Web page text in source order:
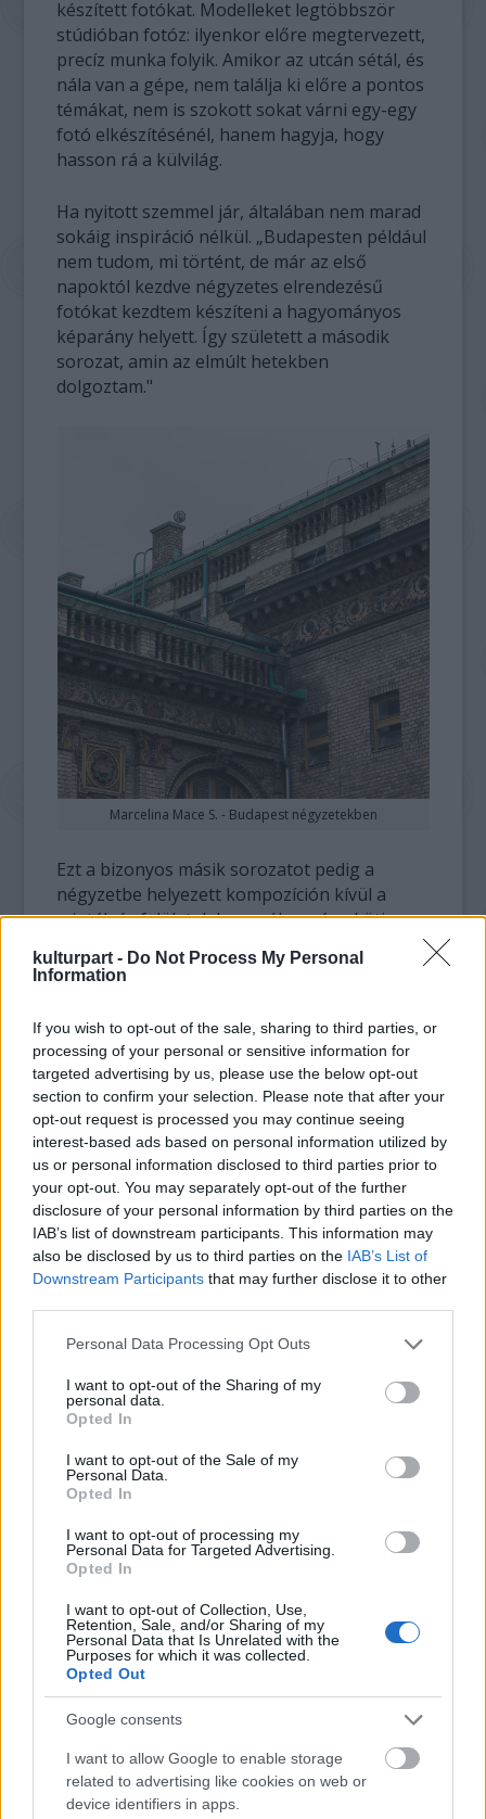
kulturpart - Do Not Process My Personal
Information
If you wish to opt-out of the sale, sharing to third parties, or
processing of your personal or sensitive information for
targeted advertising by us, please use the below opt-out
section to confirm your selection. Please note that after your
opt-out request is processed you may continue seeing
interest-based ads based on personal information utilized by
us or personal information disclosed to third parties prior to
your opt-out. You may separately opt-out of the further
disclosure of your personal information by third parties on the
IAB’s list of downstream participants. This information may
also be disclosed by us to third parties on the IAB’s List of
Downstream Participants that may further disclose it to other
Please note that this website/app uses one or more Google
not limited to your visit or usage behaviour. You may click to
grant or deny consent to Google and its third-party tags to
use your data for below specified purposes in below Google
consent section.
Personal Data Processing Opt Outs
I want to opt-out of the Sharing of my
personal data.
Opted In
I want to opt-out of the Sale of my
Personal Data.
Opted In
I want to opt-out of processing my
Personal Data for Targeted Advertising.
Opted In
I want to opt-out of Collection, Use,
Retention, Sale, and/or Sharing of my
Personal Data that Is Unrelated with the
Purposes for which it was collected.
Opted Out
Google consents
I want to allow Google to enable storage
related to advertising like cookies on web or
device identifiers in apps.
készített fotókat. Modelleket legtöbbször
stúdióban fotóz: ilyenkor előre megtervezett,
precíz munka folyik. Amikor az utcán sétál, és
nála van a gépe, nem találja ki előre a pontos
témákat, nem is szokott sokat várni egy-egy
fotó elkészítésénél, hanem hagyja, hogy
hasson rá a külvilág.
Ha nyitott szemmel jár, általában nem marad
sokáig inspiráció nélkül. „Budapesten például
nem tudom, mi történt, de már az első
napoktól kezdve négyzetes elrendezésű
fotókat kezdtem készíteni a hagyományos
képarány helyett. Így született a második
sorozat, amin az elmúlt hetekben
dolgoztam."
Marcelina Mace S. - Budapest négyzetekben
Ezt a bizonyos másik sorozatot pedig a
négyzetbe helyezett kompozíción kívül a
minták és felületek hangsúlyossága köti
fanatikusa: mindig próbál annyira közel
részletig eljusson, és tapinthatóvá tegye a
látványt.
A „kockafotókon" sokszor feltűnnek
különböző stílusú épületek, amire már
érkezik is a magyarázat: „Az építészet régóta
érdekel, Budapest pedig kiváló hely ebből a
szempontból. Megtalálhatjuk a szocialista
időszakra jellemző házakat, de a régebbi
épületek is nagyon különlegesek. A
kedvencem a '60-as évek építészete, ebből is
Marcelina Mace S. - Budapest négyzetekben
Marcelina Mace hat évvel ezelőtt költözött
Barcelonába, itt járt középiskolába, ezt